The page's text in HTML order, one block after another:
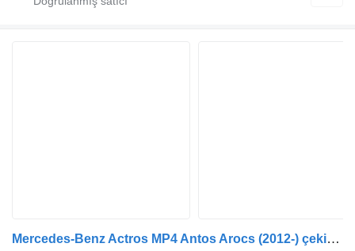
Mercedes-Benz Actros MP4 Antos Arocs (2012-) çekici için Mercedes-Benz arocs 2651 (01.13-) A9603230124 denge çubuğu